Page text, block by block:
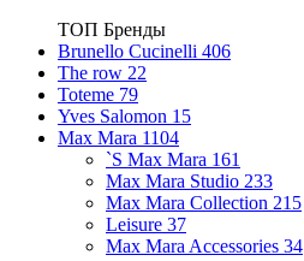
ТОП Бренды
Brunello Cucinelli 406
The row 22
Toteme 79
Yves Salomon 15
Max Mara 1104
`S Max Mara 161
Max Mara Studio 233
Max Mara Collection 215
Leisure 37
Max Mara Accessories 34